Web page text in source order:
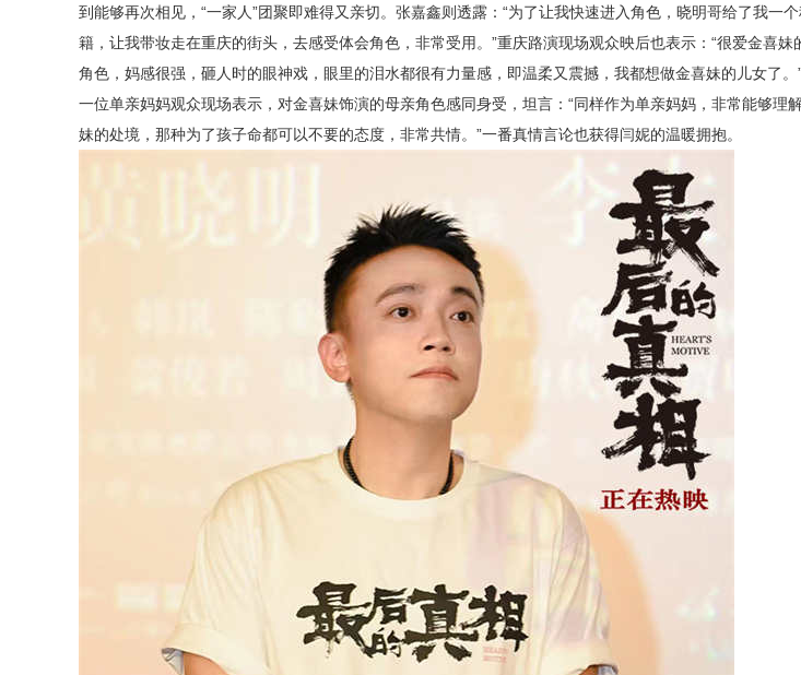
到能够再次相见，“一家人”团聚即难得又亲切。张嘉鑫则透露：“为了让我快速进入角色，晓明哥给了我一
籍，让我带妆走在重庆的街头，去感受体会角色，非常受用。”重庆路演现场观众映后也表示：“很爱金喜妹
角色，妈感很强，砸人时的眼神戏，眼里的泪水都很有力量感，即温柔又震撼，我都想做金喜妹的儿女了。
一位单亲妈妈观众现场表示，对金喜妹饰演的母亲角色感同身受，坦言：“同样作为单亲妈妈，非常能够理
妹的处境，那种为了孩子命都可以不要的态度，非常共情。”一番真情言论也获得闫妮的温暖拥抱。